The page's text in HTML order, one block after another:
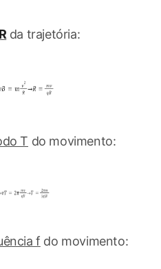
da trajetória:
T do movimento:
f do movimento: